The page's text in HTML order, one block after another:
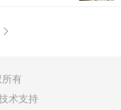
有
术支持